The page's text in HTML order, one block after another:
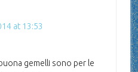
at 13:53
gemelli sono per le